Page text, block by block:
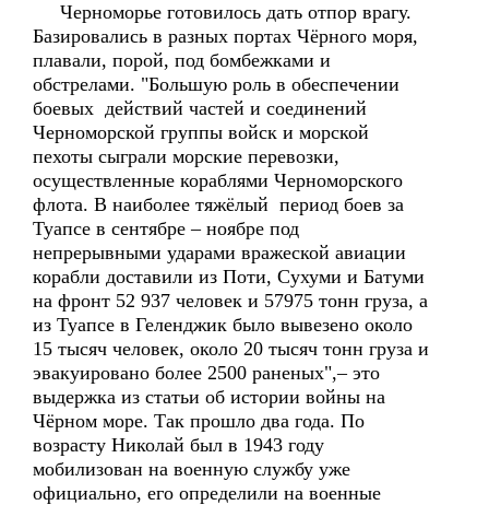
Черноморье готовилось дать отпор врагу.
Базировались в разных портах Чёрного моря,
плавали, порой, под бомбежками и
обстрелами. "Большую роль в обеспечении
боевых действий частей и соединений
Черноморской группы войск и морской
пехоты сыграли морские перевозки,
осуществленные кораблями Черноморского
флота. В наиболее тяжёлый период боев за
Туапсе в сентябре – ноябре под
непрерывными ударами вражеской авиации
корабли доставили из Поти, Сухуми и Батуми
на фронт 52 937 человек и 57975 тонн груза, а
из Туапсе в Геленджик было вывезено около
15 тысяч человек, около 20 тысяч тонн груза и
эвакуировано более 2500 раненых",– это
выдержка из статьи об истории войны на
Чёрном море. Так прошло два года. По
возрасту Николай был в 1943 году
мобилизован на военную службу уже
официально, его определили на военные